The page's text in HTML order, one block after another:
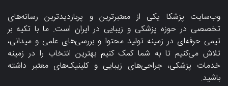
وب‌سایت پزشکا یکی از معتبرترین و پربازدیدترین رسانه‌های
تخصصی در حوزه پزشکی و زیبایی در ایران است. ما با تکیه بر
تیمی حرفه‌ای در زمینه تولید محتوا و بررسی‌های علمی و میدانی،
تلاش می‌کنیم تا به شما کمک کنیم بهترین انتخاب را در زمینه
خدمات پزشکی، جراحی‌های زیبایی و کلینیک‌های معتبر داشته
باشید.